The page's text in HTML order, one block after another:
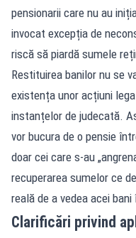
pensionarii care nu au
invocat excepția de
riscă să piardă sumele
Restituirea banilor nu se
existența unor acțiuni
instanțelor de judecată.
vor bucura de o pensie
doar cei care s-au
recuperarea sumelor ce
reală de a vedea acei
Clarificări privind